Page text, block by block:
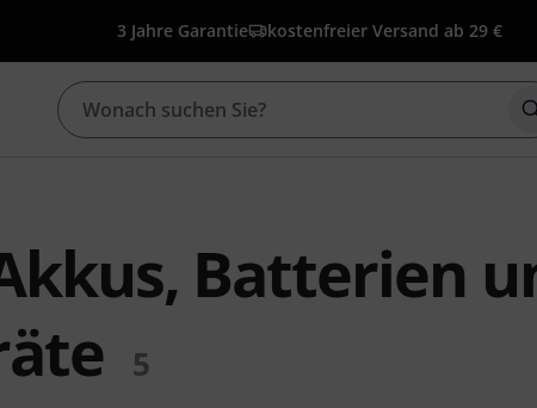
3 Jahre Garantie kostenfreier Versand ab 29 €
Batterien
5